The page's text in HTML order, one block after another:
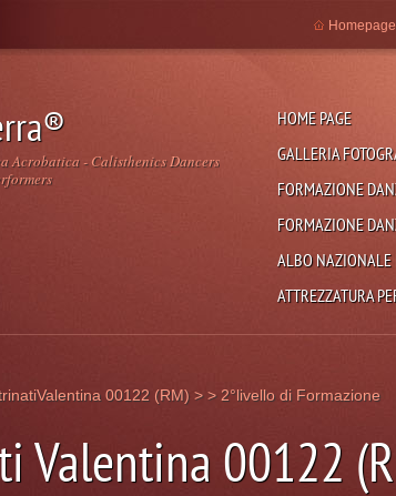
Acrobatica - Calisthenics Dancers
HOME PAGE
GALLERIA
FORMAZIONE
FORMAZIONE
ALBO NAZIONALE
ATTREZZATURA
Homepage
00122 (RM) > > 2°livello di Formazione
Valentina 00122